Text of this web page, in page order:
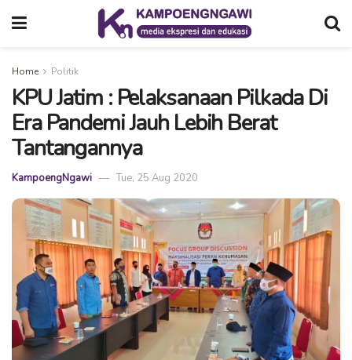
Home Politik
KPU Jatim : Pelaksanaan Pilkada Di
Era Pandemi Jauh Lebih Berat
Tantangannya
KampoengNgawi Tue, 25 Aug 2020